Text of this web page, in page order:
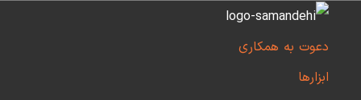
دعوت به همکاری
ابزارها